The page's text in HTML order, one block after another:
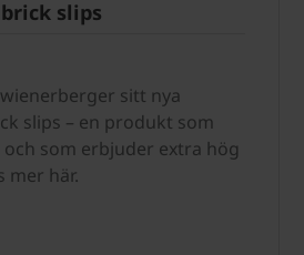
slips
sitt nya
slips – en produkt som
som erbjuder extra hög
mer här.